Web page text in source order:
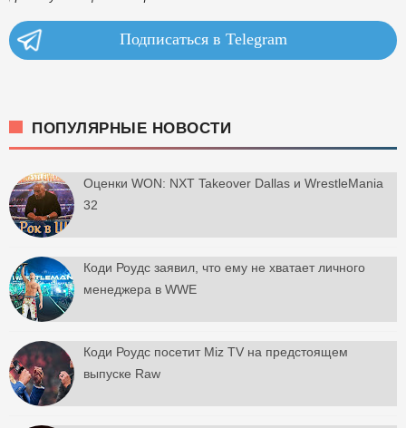
Подписаться в Telegram
ПОПУЛЯРНЫЕ НОВОСТИ
Оценки WON: NXT Takeover Dallas и WrestleMania
32
Коди Роудс заявил, что ему не хватает личного
менеджера в WWE
Коди Роудс посетит Miz TV на предстоящем
выпуске Raw